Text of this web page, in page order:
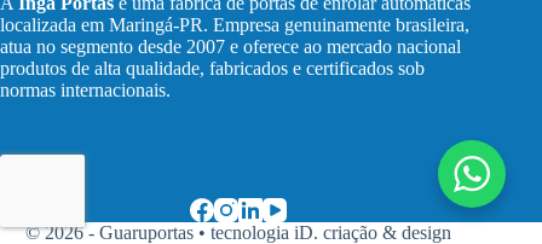
localizada em Maringá-PR. Empresa genuinamente brasileira,
atua no segmento desde 2007 e oferece ao mercado nacional
produtos de alta qualidade, fabricados e certificados sob
normas internacionais.
© 2026 - Guaruportas •tecnologia iD. criação & design